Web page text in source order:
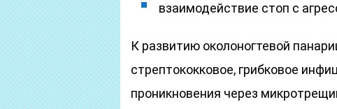
взаимодействие стоп с
К развитию околоногтевой
стрептококковое, грибковое
проникновения через